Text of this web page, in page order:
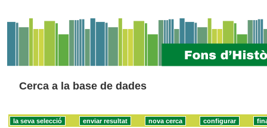
Cerca a la base de dades